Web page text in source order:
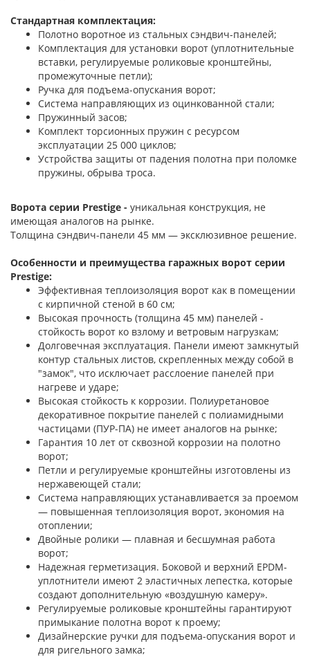
Стандартная комплектация:
Полотно воротное из стальных сэндвич-панелей;
Комплектация для установки ворот (уплотнительные
вставки, регулируемые роликовые кронштейны,
промежуточные петли);
Ручка для подъема-опускания ворот;
Система направляющих из оцинкованной стали;
Пружинный засов;
Комплект торсионных пружин с ресурсом
эксплуатации 25 000 циклов;
Устройства защиты от падения полотна при поломке
пружины, обрыва троса.
Ворота серии Prestige - уникальная конструкция, не
имеющая аналогов на рынке.
Толщина сэндвич-панели 45 мм — эксклюзивное решение.
Особенности и преимущества гаражных ворот серии
Prestige:
Эффективная теплоизоляция ворот как в помещении
с кирпичной стеной в 60 см;
Высокая прочность (толщина 45 мм) панелей -
стойкость ворот ко взлому и ветровым нагрузкам;
Долговечная эксплуатация. Панели имеют замкнутый
контур стальных листов, скрепленных между собой в
"замок", что исключает расслоение панелей при
нагреве и ударе;
Высокая стойкость к коррозии. Полиуретановое
декоративное покрытие панелей с полиамидными
частицами (ПУР-ПА) не имеет аналогов на рынке;
Гарантия 10 лет от сквозной коррозии на полотно
ворот;
Петли и регулируемые кронштейны изготовлены из
нержавеющей стали;
Система направляющих устанавливается за проемом
— повышенная теплоизоляция ворот, экономия на
отоплении;
Двойные ролики — плавная и бесшумная работа
ворот;
Надежная герметизация. Боковой и верхний EPDM-
уплотнители имеют 2 эластичных лепестка, которые
создают дополнительную «воздушную камеру».
Регулируемые роликовые кронштейны гарантируют
примыкание полотна ворот к проему;
Дизайнерские ручки для подъема-опускания ворот и
для ригельного замка;